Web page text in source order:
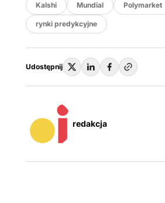
Kalshi Mundial Polymarket
rynki predykcyjne
Udostępnij
redakcja